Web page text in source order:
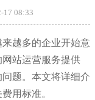
17 08:33
越多的企业开始意
站运营服务提供
题。本文将详细介
用标准。